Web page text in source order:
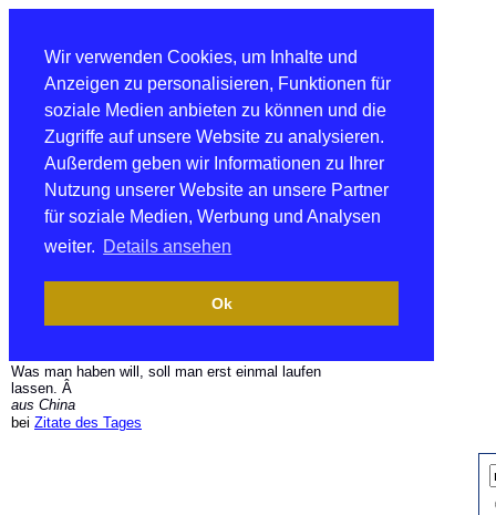
Wir verwenden Cookies, um Inhalte und
Anzeigen zu personalisieren, Funktionen für
soziale Medien anbieten zu können und die
Zugriffe auf unsere Website zu analysieren.
Außerdem geben wir Informationen zu Ihrer
Nutzung unserer Website an unsere Partner
für soziale Medien, Werbung und Analysen
weiter. Details ansehen
Ok
Was man haben will, soll man erst einmal laufen
lassen. Â
aus China
bei Zitate des Tages